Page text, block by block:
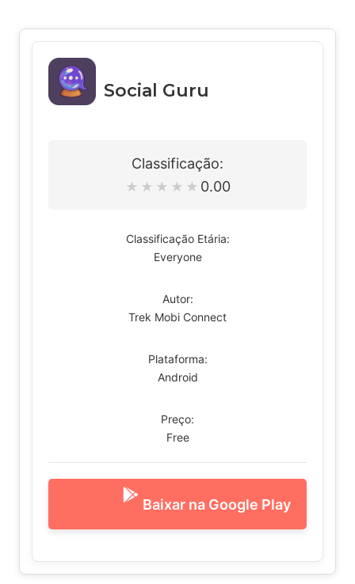
Social Guru
Classificação:
★ ★ ★ ★ ★ 0.00
Classificação Etária:
Everyone
Autor:
Trek Mobi Connect
Plataforma:
Android
Preço:
Free
Baixar na Google Play